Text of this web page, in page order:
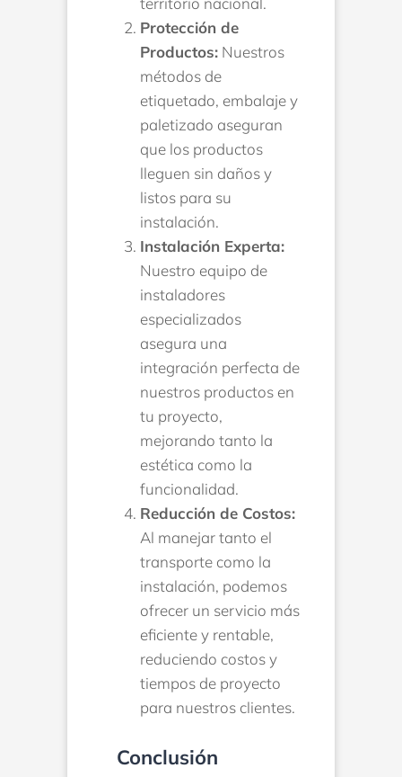
Protección de
Productos:Nuestros
métodos de
etiquetado, embalaje y
paletizado aseguran
que los productos
lleguen sin daños y
listos para su
instalación.
Instalación Experta:
Nuestro equipo de
instaladores
especializados
asegura una
integración perfecta de
nuestros productos en
tu proyecto,
mejorando tanto la
estética como la
funcionalidad.
Reducción de Costos:
Al manejar tanto el
transporte como la
instalación, podemos
ofrecer un servicio más
eficiente y rentable,
reduciendo costos y
tiempos de proyecto
para nuestros clientes.
Conclusión